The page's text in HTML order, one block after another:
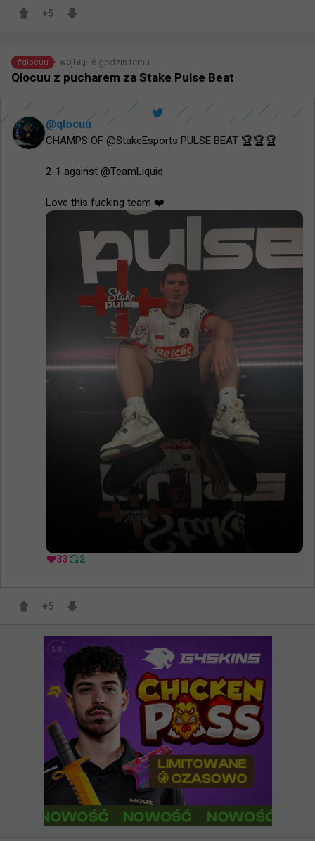
+5
#qlocuu wojteq 6 godzin temu
Qlocuu z pucharem za Stake Pulse Beat
@qlocuu
CHAMPS OF @StakeEsports PULSE BEAT 🏆🏆🏆
2-1 against @TeamLiquid
Love this fucking team ❤️
33 2
+5